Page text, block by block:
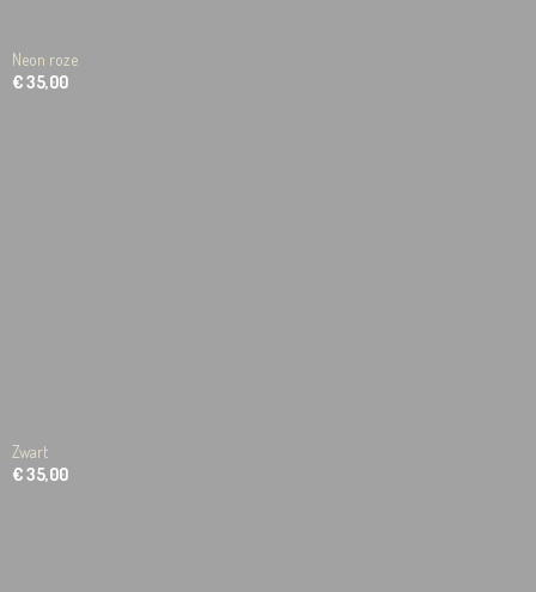
Neon roze
€ 35,00
Zwart
€ 35,00